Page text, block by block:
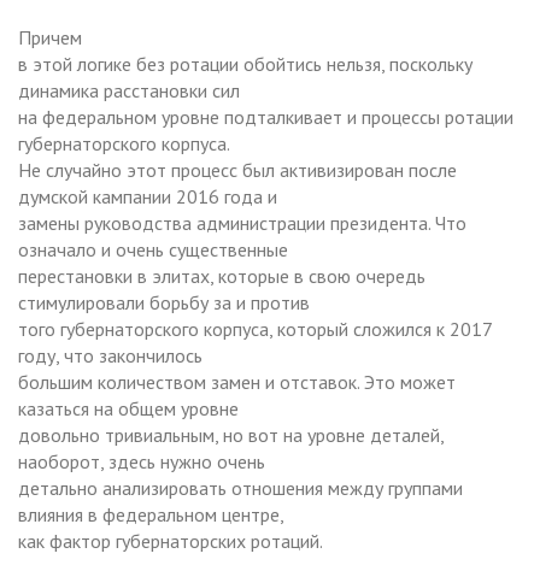
Причем
в этой логике без ротации обойтись нельзя, поскольку
динамика расстановки сил
на федеральном уровне подталкивает и процессы ротации
губернаторского корпуса.
Не случайно этот процесс был активизирован после
думской кампании 2016 года и
замены руководства администрации президента. Что
означало и очень существенные
перестановки в элитах, которые в свою очередь
стимулировали борьбу за и против
того губернаторского корпуса, который сложился к 2017
году, что закончилось
большим количеством замен и отставок. Это может
казаться на общем уровне
довольно тривиальным, но вот на уровне деталей,
наоборот, здесь нужно очень
детально анализировать отношения между группами
влияния в федеральном центре,
как фактор губернаторских ротаций.